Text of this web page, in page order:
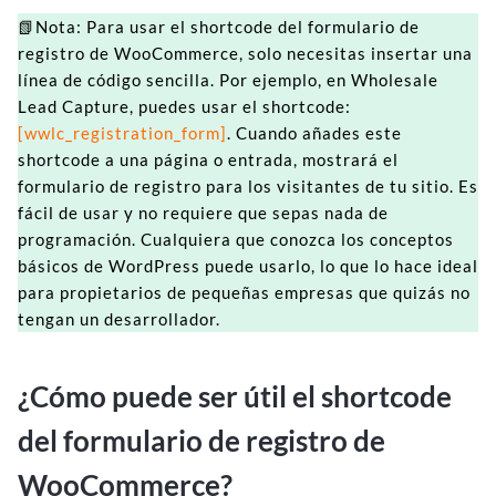
📗Nota: Para usar el shortcode del formulario de
registro de WooCommerce, solo necesitas insertar una
línea de código sencilla. Por ejemplo, en Wholesale
Lead Capture, puedes usar el shortcode:
[wwlc_registration_form]. Cuando añades este
shortcode a una página o entrada, mostrará el
formulario de registro para los visitantes de tu sitio. Es
fácil de usar y no requiere que sepas nada de
programación. Cualquiera que conozca los conceptos
básicos de WordPress puede usarlo, lo que lo hace ideal
para propietarios de pequeñas empresas que quizás no
tengan un desarrollador.
¿Cómo puede ser útil el shortcode
del formulario de registro de
WooCommerce?